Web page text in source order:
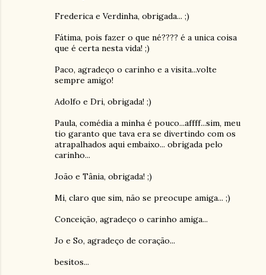
Frederica e Verdinha, obrigada... ;)
Fátima, pois fazer o que né???? é a unica coisa
que é certa nesta vida! ;)
Paco, agradeço o carinho e a visita...volte
sempre amigo!
Adolfo e Dri, obrigada! ;)
Paula, comédia a minha é pouco...affff...sim, meu
tio garanto que tava era se divertindo com os
atrapalhados aqui embaixo... obrigada pelo
carinho...
João e Tânia, obrigada! ;)
Mi, claro que sim, não se preocupe amiga... ;)
Conceição, agradeço o carinho amiga...
Jo e So, agradeço de coração...
besitos...